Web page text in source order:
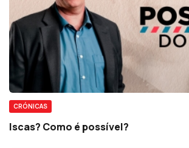
CRÓNICAS
Iscas? Como é possível?